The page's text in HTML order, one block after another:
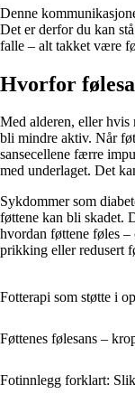
Denne
Det er derfor du kan
falle – alt takket være
Hvorfor
Med alderen, eller hvis
bli mindre aktiv. Når
sansecellene færre
med underlaget. Det
Sykdommer som
føttene kan bli skadet.
hvordan føttene føles –
prikking eller redusert
Fotterapi som støtte i
Føttenes følesans –
Fotinnlegg forklart: